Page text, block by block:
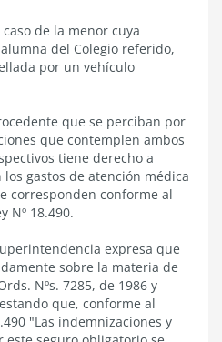
de la menor cuya
del Colegio referido,
por un vehículo
que se perciban por
que contemplen ambos
tiene derecho a
gastos de atención médica
corresponden conforme al
Nº 18.490.
expresa que
sobre la materia de
Nºs. 7285, de 1986 y
que, conforme al
"Las indemnizaciones y